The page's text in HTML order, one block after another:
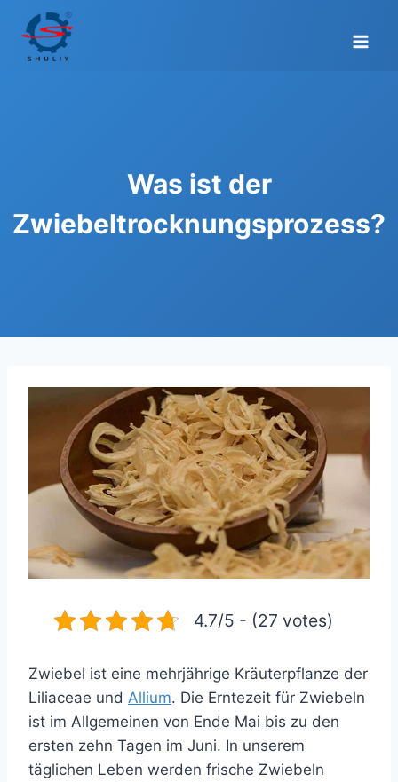
Inhalt
springen
Was ist der
Zwiebeltrocknungsprozess?
4.7/5 - (27 votes)
Zwiebel ist eine mehrjährige Kräuterpflanze der
Liliaceae und Allium. Die Erntezeit für Zwiebeln
ist im Allgemeinen von Ende Mai bis zu den
ersten zehn Tagen im Juni. In unserem
täglichen Leben werden frische Zwiebeln